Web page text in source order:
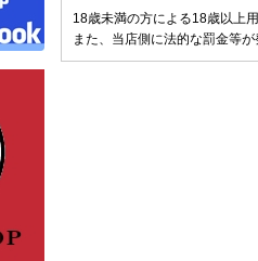
18歳未満の方による18歳以上
また、当店側に法的な罰金等